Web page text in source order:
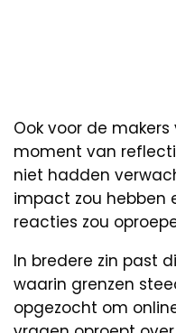
Ook voor de
moment van
niet hadden
impact zou hebben
reacties zou
In bredere zin past
waarin grenzen
opgezocht om